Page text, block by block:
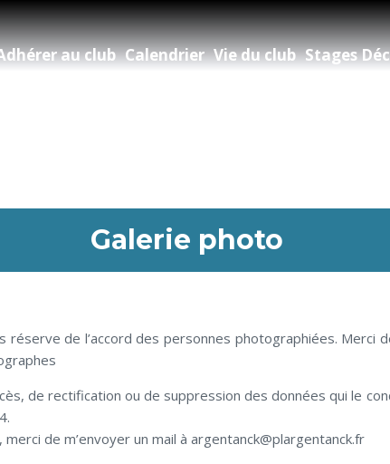
au club Calendrier Vie du club Stages
Galerie photo
réserve de l’accord des personnes photographiées. Merci
de rectification ou de suppression des données qui le
de m’envoyer un mail à argentanck@plargentanck.fr